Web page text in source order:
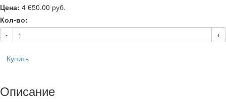
Цена: 4 650.00 руб.
Кол-во:
- +
Купить
Описание